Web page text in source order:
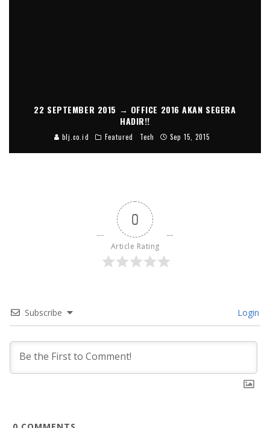
22 SEPTEMBER 2015 → OFFICE 2016 AKAN SEGERA
HADIR!!
blj.co.id Featured Tech Sep 15, 2015
0
Article Rating
Subscribe Login